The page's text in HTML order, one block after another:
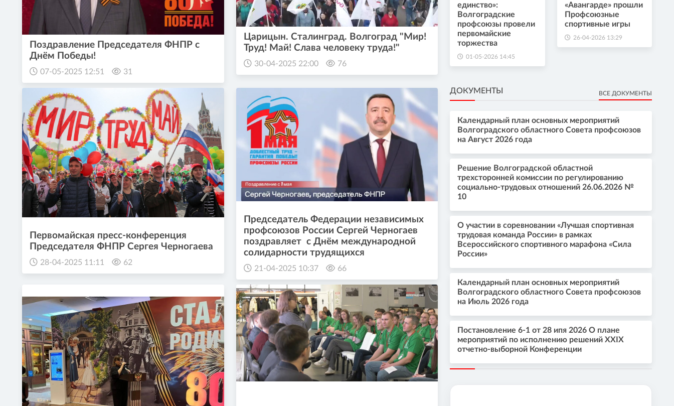
Поздравление Председателя ФНПР с
Днём Победы!
07-05-2025 12:51 31
Царицын. Сталинград. Волгоград "Мир!
Труд! Май! Слава человеку труда!"
30-04-2025 22:00 76
Первомайская пресс-конференция
Председателя ФНПР Сергея Черногаева
28-04-2025 11:11 62
Председатель Федерации независимых
профсоюзов России Сергей Черногаев
поздравляет с Днём международной
солидарности трудящихся
21-04-2025 10:37 66
единство»:
Волгоградские
профсоюзы провели
первомайские
торжества
01-05-2026 14:45
«Авангарде» прошли
Профсоюзные
спортивные игры
26-04-2026 13:29
ДОКУМЕНТЫ ВСЕ ДОКУМЕНТЫ
Календарный план основных мероприятий
Волгоградского областного Совета профсоюзов
на Август 2026 года
Решение Волгоградской областной
трехсторонней комиссии по регулированию
социально-трудовых отношений 26.06.2026 №
10
О участии в соревновании «Лучшая спортивная
трудовая команда России» в рамках
Всероссийского спортивного марафона «Сила
России»
Календарный план основных мероприятий
Волгоградского областного Совета профсоюзов
на Июль 2026 года
Постановление 6-1 от 28 ипя 2026 О плане
мероприятий по исполнению решений XXIX
отчетно-выборной Конференции